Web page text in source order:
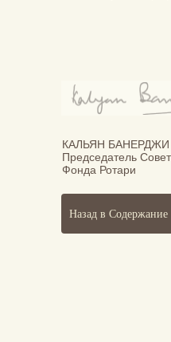
Назад в Содержание
КАЛЬЯН БАНЕРДЖИ
Председатель
Фонда Ротари